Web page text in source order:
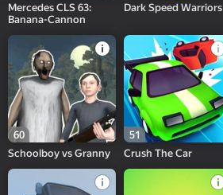
Mercedes CLS 63:
Banana-Cannon
Dark Speed Warriors
60
Schoolboy vs Granny
51
Crush The Car